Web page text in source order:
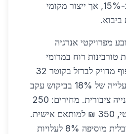
מעלים מחירי פלדה ב-15%, אך ייצור מקומי
מפרויקטי אנרגיה
רוח במרומי
הכרמל, הדורשות כיפוף מדויק לברזל בקוטר 32
מ"מ. תחזית 2026: עלייה של 18% בביקוש עקב
תוכנית ממשלתית לבנייה ציבורית. מחירים: 250
₪ לטון כיפוף סטנדרטי, 350 ₪ למותאם אישית.
השפעת אינפלציה גלובלית מוסיפה 8% לעלויות